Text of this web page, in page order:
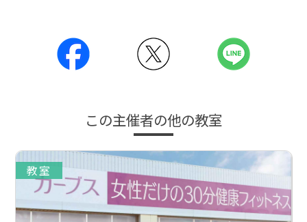
この主催者の他の教室
教室